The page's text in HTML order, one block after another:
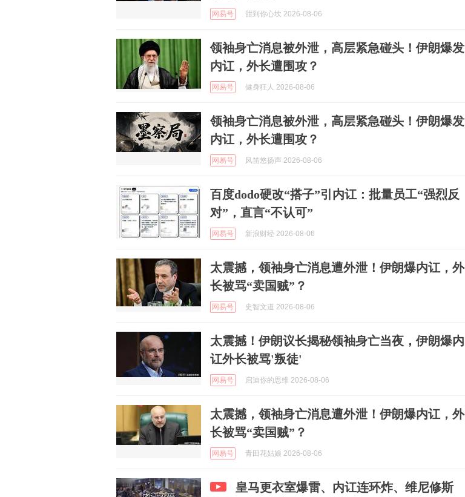
网易号 甜到你心坎 2026-08-06
领袖身亡消息被外泄，高层紧急碰头！伊朗爆发
内讧，外长遭围攻？
网易号 健身狂人 2026-08-06
领袖身亡消息被外泄，高层紧急碰头！伊朗爆发
内讧，外长遭围攻？
网易号 风笛悠扬声 2026-08-06
百度dodo硬改“搭子”引内讧：批量员工“强烈反
对”，直言“不认可”
网易号 新浪财经 2026-08-06
太震撼，领袖身亡消息遭外泄！伊朗爆内讧，外
长被骂“卖国贼”？
网易号 史智文道 2026-08-06
太震撼！伊朗议长揭秘领袖身亡当夜，伊朗爆内
讧外长被骂'叛徒'
网易号 启迪你的思维 2026-08-06
太震撼，领袖身亡消息遭外泄！伊朗爆内讧，外
长被骂“卖国贼”？
网易号 青田花姑娘 2026-08-06
皇马更衣室爆雷、内讧连环炸、维尼修斯